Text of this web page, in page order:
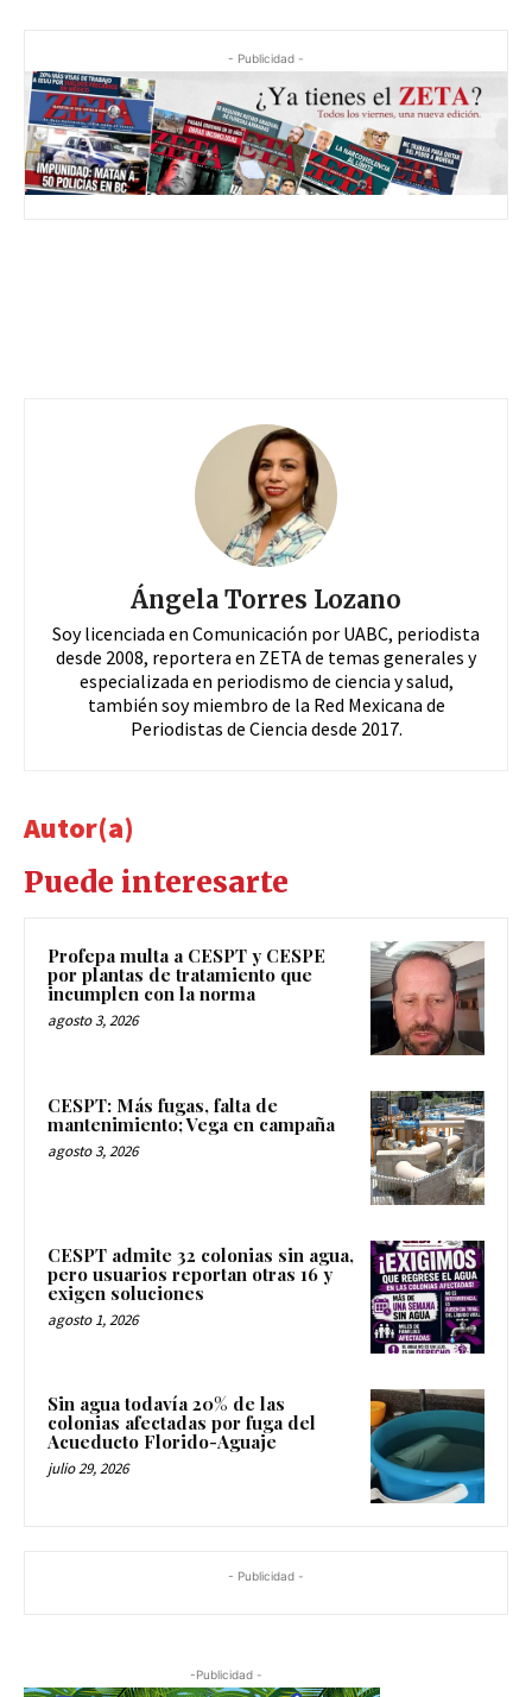
- Publicidad -
Ángela Torres Lozano
Soy licenciada en Comunicación por UABC, periodista
desde 2008, reportera en ZETA de temas generales y
especializada en periodismo de ciencia y salud,
también soy miembro de la Red Mexicana de
Periodistas de Ciencia desde 2017.
Autor(a)
Puede interesarte
Profepa multa a CESPT y CESPE
por plantas de tratamiento que
incumplen con la norma
agosto 3, 2026
CESPT: Más fugas, falta de
mantenimiento; Vega en campaña
agosto 3, 2026
CESPT admite 32 colonias sin agua,
pero usuarios reportan otras 16 y
exigen soluciones
agosto 1, 2026
Sin agua todavía 20% de las
colonias afectadas por fuga del
Acueducto Florido-Aguaje
julio 29, 2026
- Publicidad -
-Publicidad -